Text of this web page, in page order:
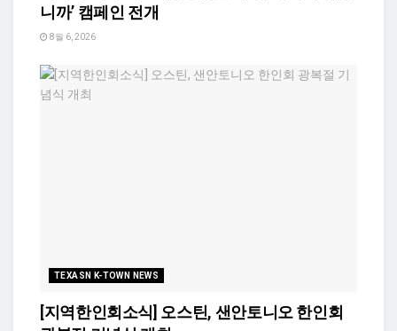
니까’ 캠페인 전개
8월 6, 2026
TEXASN K-TOWN NEWS
[지역한인회소식] 오스틴, 샌안토니오 한인회